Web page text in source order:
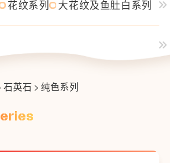
花纹系列 大花纹及鱼肚白系列
石英石 > 纯色系列